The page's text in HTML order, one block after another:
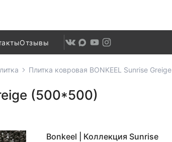
Отзывы
Плитка ковровая BONKEEL Sunrise Greige
(500*500)
Bonkeel | Коллекция Sunrise